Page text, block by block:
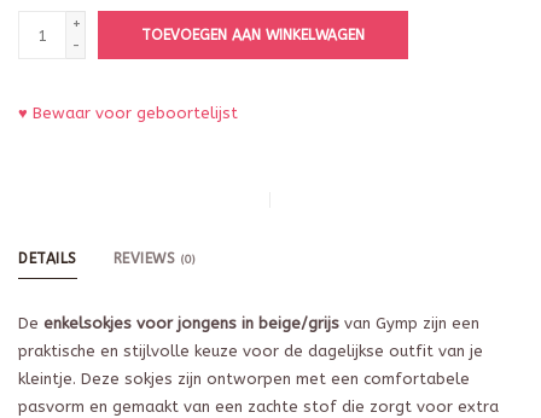
+
-
TOEVOEGEN AAN WINKELWAGEN
♥ Bewaar voor geboortelijst
DETAILS REVIEWS (0)
De enkelsokjes voor jongens in beige/grijs van Gymp zijn een
praktische en stijlvolle keuze voor de dagelijkse outfit van je
kleintje. Deze sokjes zijn ontworpen met een comfortabele
pasvorm en gemaakt van een zachte stof die zorgt voor extra